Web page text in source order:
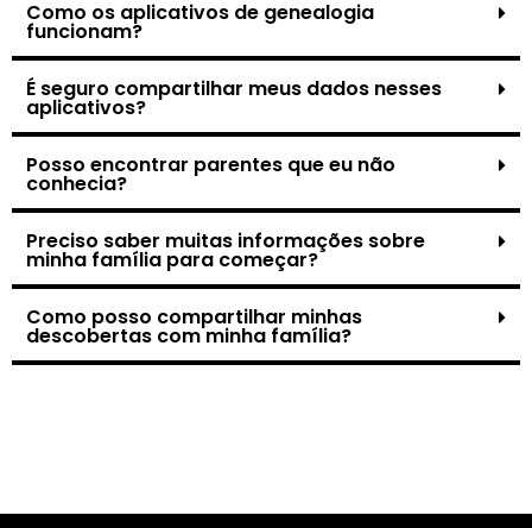
Como os aplicativos de genealogia
funcionam?
É seguro compartilhar meus dados nesses
aplicativos?
Posso encontrar parentes que eu não
conhecia?
Preciso saber muitas informações sobre
minha família para começar?
Como posso compartilhar minhas
descobertas com minha família?